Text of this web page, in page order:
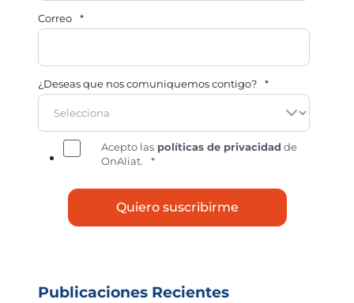
Correo *
¿Deseas que nos comuniquemos contigo? *
Acepto las políticas de privacidad de
OnAliat.
*
Publicaciones Recientes